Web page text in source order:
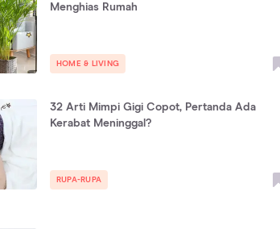
Menghias Rumah
HOME & LIVING
32 Arti Mimpi Gigi Copot, Pertanda Ada
Kerabat Meninggal?
RUPA-RUPA